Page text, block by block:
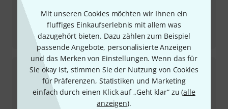
Mit unseren Cookies möchten wir Ihnen ein
fluffiges Einkaufserlebnis mit allem was
dazugehört bieten. Dazu zählen zum Beispiel
passende Angebote, personalisierte Anzeigen
und das Merken von Einstellungen. Wenn das für
Sie okay ist, stimmen Sie der Nutzung von Cookies
für Präferenzen, Statistiken und Marketing
einfach durch einen Klick auf „Geht klar“ zu (alle
anzeigen).
Testbericht
Electra Vs4 RW CR